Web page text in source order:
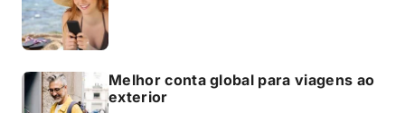
Melhor conta global para viagens ao
exterior